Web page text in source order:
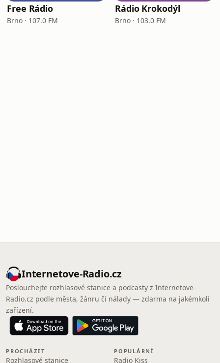
Free Rádio
Brno · 107.0 FM
Rádio Krokodýl
Brno · 103.0 FM
Internetove-Radio.cz
Poslouchejte rozhlasové stanice a podcasty z Internetove-
Radio.cz podle města, žánru či nálady — zdarma na jakémkoli
zařízení.
PROCHÁZET
Rozhlasové stanice
POPULÁRNÍ
Radio Kiss